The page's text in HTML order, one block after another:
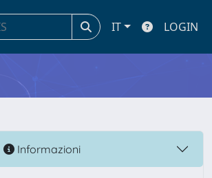
IT LOGIN
Informazioni